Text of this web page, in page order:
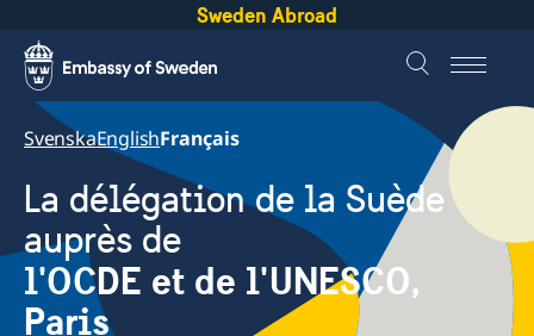
Sweden Abroad
SvenskaEnglishFrançais
La délégation de la Suède
auprès de
l'OCDE et de l'UNESCO,
Paris